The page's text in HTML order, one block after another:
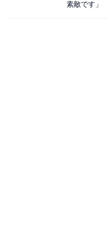
素敵です」